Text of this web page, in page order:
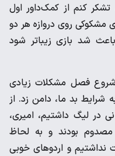
تشکر کنم از کمک‌داور اول
مشکوکی روی دروازه هر دو
شد بازی زیباتر شود
فصل مشکلات زیادی
شرایط بد ما، دامن زد. از
در لیگ داشتیم، امیری،
مصدوم بودند و به لحاظ
نداشتیم و اردوهای خوبی